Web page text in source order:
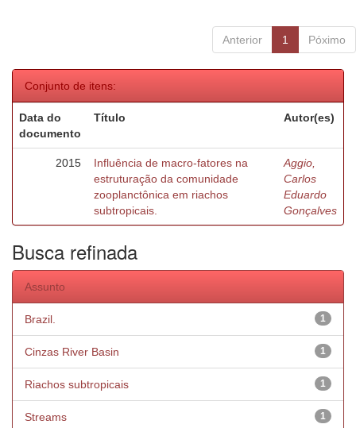
Anterior 1 Póximo
Conjunto de itens:
Data do
documento
Título Autor(es)
2015
Influência de macro-fatores na
estruturação da comunidade
zooplanctônica em riachos
subtropicais.
Aggio,
Carlos
Eduardo
Gonçalves
Busca refinada
Assunto
1
Brazil.
1
Cinzas River Basin
1
Riachos subtropicais
1
Streams